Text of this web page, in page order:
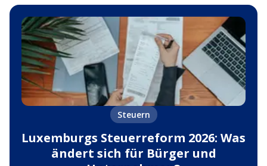
Steuern
Luxemburgs Steuerreform 2026: Was
ändert sich für Bürger und